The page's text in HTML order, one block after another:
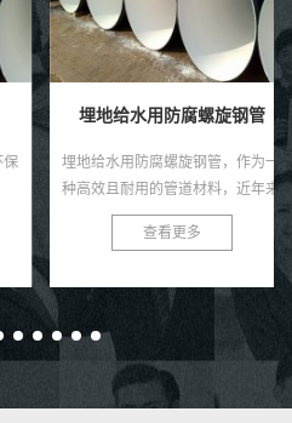
埋地给水用防腐螺旋钢管
埋地给水用防腐螺旋钢管，作为一
种高效且耐用的管道材料，近年来
在各类给水工程中得到了广泛的应
用。这种钢管以其独特的螺旋结
性...
查看更多